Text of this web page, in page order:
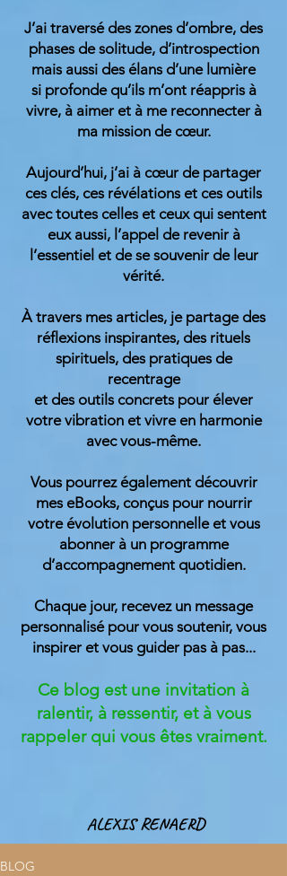
J’ai traversé des zones d’ombre, des
phases de solitude, d’introspection
mais aussi des élans d’une lumière
si profonde qu’ils m’ont réappris à
vivre, à aimer et à me reconnecter à
ma mission de cœur.
Aujourd’hui, j’ai à cœur de partager
ces clés, ces révélations et ces outils
avec toutes celles et ceux qui sentent
eux aussi, l’appel de revenir à
l’essentiel et de se souvenir de leur
vérité.
À travers mes articles, je partage des
réflexions inspirantes, des rituels
spirituels, des pratiques de
recentrage
et des outils concrets pour élever
votre vibration et vivre en harmonie
avec vous-même.
Vous pourrez également découvrir
mes eBooks, conçus pour nourrir
votre évolution personnelle et vous
abonner à un programme
d’accompagnement quotidien.
Chaque jour, recevez un message
personnalisé pour vous soutenir, vous
inspirer et vous guider pas à pas...
Ce blog est une invitation à
ralentir, à ressentir, et à vous
rappeler qui vous êtes vraiment.
ALEXIS RENAERD
BLOG